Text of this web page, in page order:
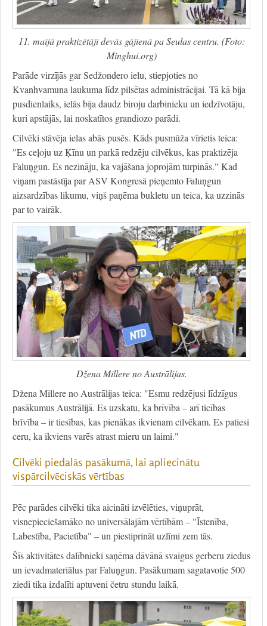
11. maijā praktizētāji devās gājienā pa Seulas centru. (Foto:
Minghui.org)
Parāde virzījās gar Sedžondero ielu, stiepjoties no
Kvanhvamuna laukuma līdz pilsētas administrācijai. Tā kā bija
pusdienlaiks, ielās bija daudz biroju darbinieku un iedzīvotāju,
kuri apstājās, lai noskatītos grandiozo parādi.
Cilvēki stāvēja ielas abās pusēs. Kāds pusmūža vīrietis teica:
"Es ceļoju uz Ķīnu un parkā redzēju cilvēkus, kas praktizēja
Faluņgun. Es nezināju, ka vajāšana joprojām turpinās." Kad
viņam pastāstīja par ASV Kongresā pieņemto Faluņgun
aizsardzības likumu, viņš paņēma bukletu un teica, ka uzzinās
par to vairāk.
Džena Millere no Austrālijas.
Džena Millere no Austrālijas teica: "Esmu redzējusi līdzīgus
pasākumus Austrālijā. Es uzskatu, ka brīvība – arī ticības
brīvība – ir tiesības, kas pienākas ikvienam cilvēkam. Es patiesi
ceru, ka ikviens varēs atrast mieru un laimi."
Cilvēki piedalās pasākumā, lai apliecinātu
vispārcilvēciskās vērtības
Pēc parādes cilvēki tika aicināti izvēlēties, viņuprāt,
visnepieciešamāko no universālajām vērtībām – "Īstenība,
Labestība, Pacietība" – un piestiprināt uzlīmi zem tās.
Šīs aktivitātes dalībnieki saņēma dāvānā svaigus gerberu ziedus
un ievadmateriālus par Faluņgun. Pasākumam sagatavotie 500
ziedi tika izdalīti aptuveni četru stundu laikā.